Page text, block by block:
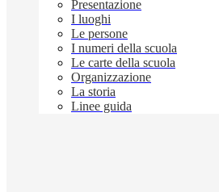
Presentazione
I luoghi
Le persone
I numeri della scuola
Le carte della scuola
Organizzazione
La storia
Linee guida